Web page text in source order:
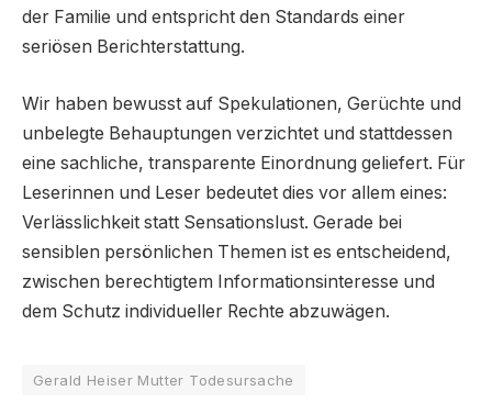
der Familie und entspricht den Standards einer
seriösen Berichterstattung.
Wir haben bewusst auf Spekulationen, Gerüchte und
unbelegte Behauptungen verzichtet und stattdessen
eine sachliche, transparente Einordnung geliefert. Für
Leserinnen und Leser bedeutet dies vor allem eines:
Verlässlichkeit statt Sensationslust. Gerade bei
sensiblen persönlichen Themen ist es entscheidend,
zwischen berechtigtem Informationsinteresse und
dem Schutz individueller Rechte abzuwägen.
Gerald Heiser Mutter Todesursache